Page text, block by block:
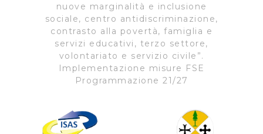
nuove marginalità e inclusione
sociale, centro antidiscriminazione,
contrasto alla povertà, famiglia e
servizi educativi, terzo settore,
volontariato e servizio civile”.
Implementazione misure FSE
Programmazione 21/27